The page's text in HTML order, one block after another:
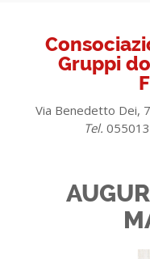
Gruppi
Via Benedetto Dei,
Tel.